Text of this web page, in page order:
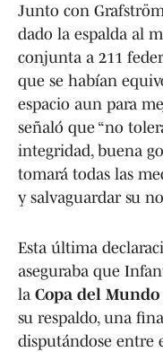
Junto con
dado la espalda al
conjunta a 211
que se habían
espacio aun para
señaló que “no
integridad, buena
tomará todas las
y salvaguardar su
Esta última
aseguraba que
la Copa del Mundo
su respaldo, una
disputándose entre